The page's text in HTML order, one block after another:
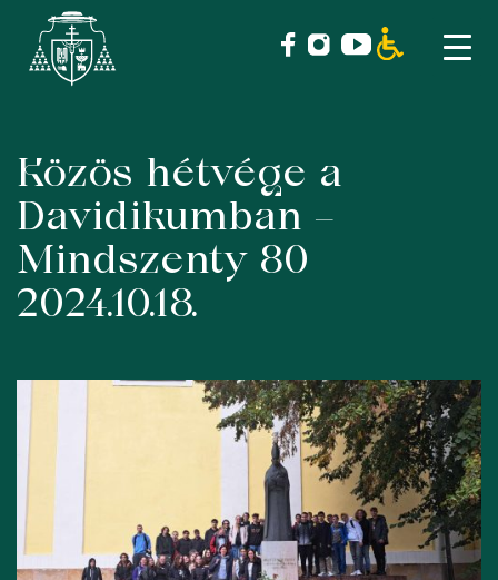
Skip
content
Közös hétvége a
Davidikumban –
Mindszenty 80
2024.10.18.